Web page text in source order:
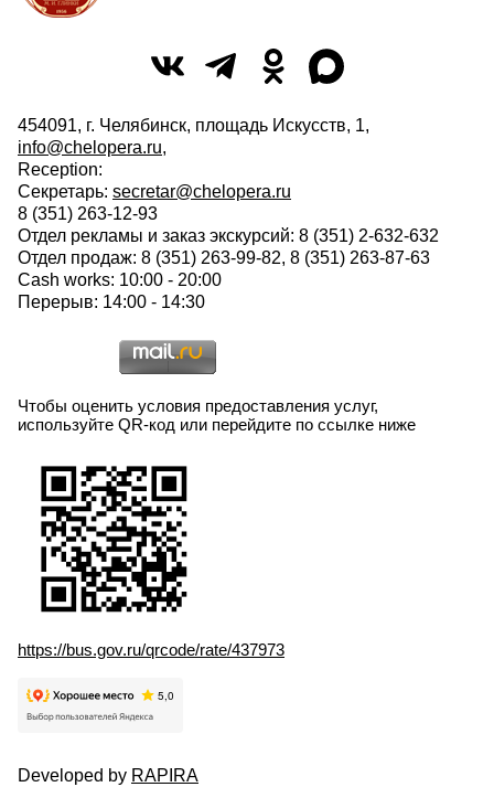
454091, г. Челябинск, площадь Искусств, 1,
info@chelopera.ru,
Reception:
Секретарь: secretar@chelopera.ru
8 (351) 263-12-93
Отдел рекламы и заказ экскурсий: 8 (351) 2-632-632
Отдел продаж: 8 (351) 263-99-82, 8 (351) 263-87-63
Cash works: 10:00 - 20:00
Перерыв: 14:00 - 14:30
Чтобы оценить условия предоставления услуг,
используйте QR-код или перейдите по ссылке ниже
https://bus.gov.ru/qrcode/rate/437973
Developed by RAPIRA